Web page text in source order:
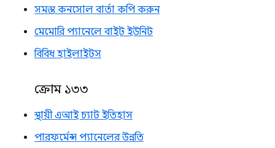
সমস্ত কনসোল বার্তা কপি করুন
মেমোরি প্যানেলে বাইট ইউনিট
বিবিধ হাইলাইটস
ক্রোম ১৩৩
স্থায়ী এআই চ্যাট ইতিহাস
পারফর্মেন্স প্যানেলের উন্নতি